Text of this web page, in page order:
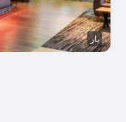
بار